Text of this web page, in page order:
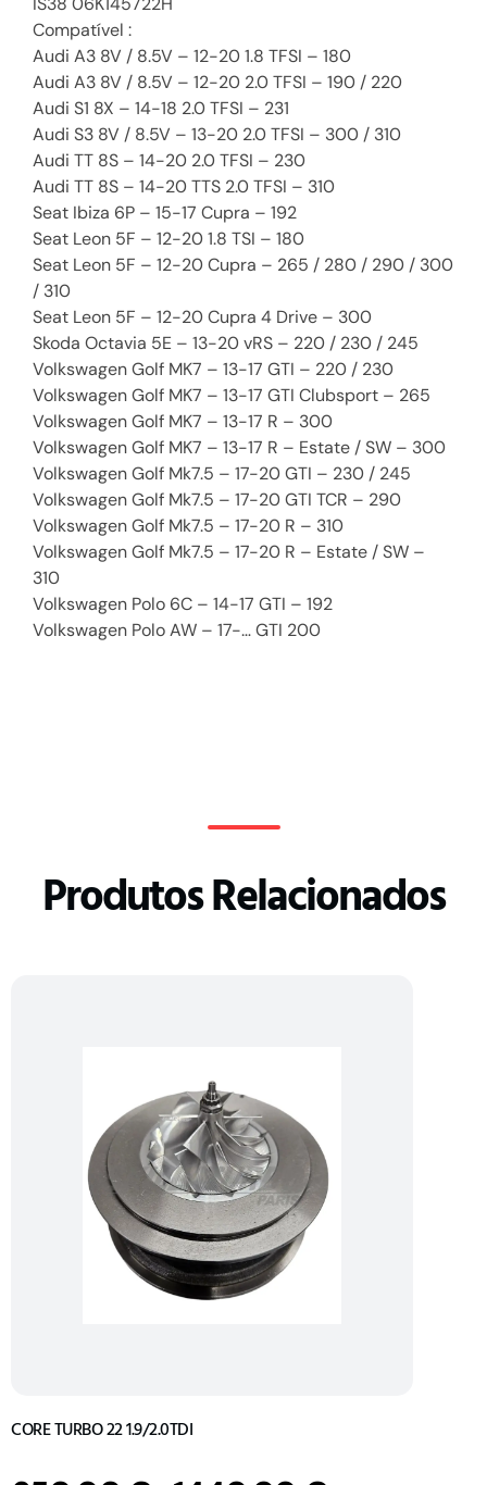
Compatível :
Audi A3 8V / 8.5V – 12-20 1.8 TFSI – 180
Audi A3 8V / 8.5V – 12-20 2.0 TFSI – 190 / 220
Audi S1 8X – 14-18 2.0 TFSI – 231
Audi S3 8V / 8.5V – 13-20 2.0 TFSI – 300 / 310
Audi TT 8S – 14-20 2.0 TFSI – 230
Audi TT 8S – 14-20 TTS 2.0 TFSI – 310
Seat Ibiza 6P – 15-17 Cupra – 192
Seat Leon 5F – 12-20 1.8 TSI – 180
Seat Leon 5F – 12-20 Cupra – 265 / 280 / 290 / 300
/ 310
Seat Leon 5F – 12-20 Cupra 4 Drive – 300
Skoda Octavia 5E – 13-20 vRS – 220 / 230 / 245
Volkswagen Golf MK7 – 13-17 GTI – 220 / 230
Volkswagen Golf MK7 – 13-17 GTI Clubsport – 265
Volkswagen Golf MK7 – 13-17 R – 300
Volkswagen Golf MK7 – 13-17 R – Estate / SW – 300
Volkswagen Golf Mk7.5 – 17-20 GTI – 230 / 245
Volkswagen Golf Mk7.5 – 17-20 GTI TCR – 290
Volkswagen Golf Mk7.5 – 17-20 R – 310
Volkswagen Golf Mk7.5 – 17-20 R – Estate / SW –
310
Volkswagen Polo 6C – 14-17 GTI – 192
Volkswagen Polo AW – 17-… GTI 200
Produtos Relacionados
CORE TURBO 22 1.9/2.0TDI